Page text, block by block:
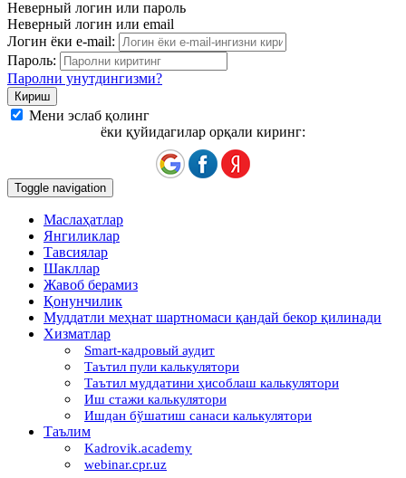
Неверный логин или пароль
Неверный логин или email
Логин ёки e-mail:
Пароль:
Паролни унутдингизми?
Мени эслаб қолинг
ёки қуйидагилар орқали киринг:
Toggle navigation
Маслаҳатлар
Янгиликлар
Тавсиялар
Шакллар
Жавоб берамиз
Қонунчилик
Муддатли меҳнат шартномаси қандай бекор қилинади
Хизматлар
Smart-кадровый аудит
Таътил пули калькулятори
Таътил муддатини ҳисоблаш калькулятори
Иш стажи калькулятори
Ишдан бўшатиш санаси калькулятори
Таълим
Kadrovik.academy
webinar.cpr.uz